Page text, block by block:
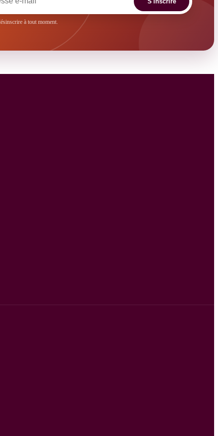
à tout moment.